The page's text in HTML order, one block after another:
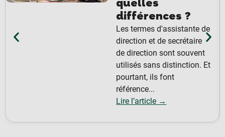
quelles
différences ?
Les termes d'assistante de
direction et de secrétaire
de direction sont souvent
utilisés sans distinction. Et
pourtant, ils font
référence...
Lire l’article →